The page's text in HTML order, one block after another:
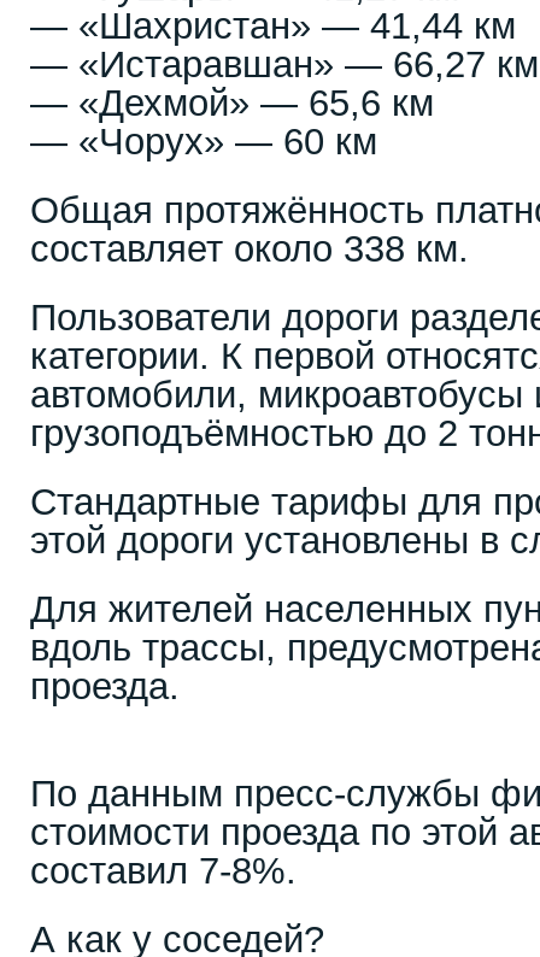
— «Шахристан» — 41,44 км
— «Истаравшан» — 66,27 км
— «Дехмой» — 65,6 км
— «Чорух» — 60 км
Общая протяжённость
составляет около 338 км.
Пользователи дороги
категории. К первой
автомобили, микроавтобусы
грузоподъёмностью до 2
Стандартные тарифы для
этой дороги установлены в
Для жителей населенных
вдоль трассы,
проезда.
По данным пресс-службы
стоимости проезда по этой
составил 7-8%.
А как у соседей?